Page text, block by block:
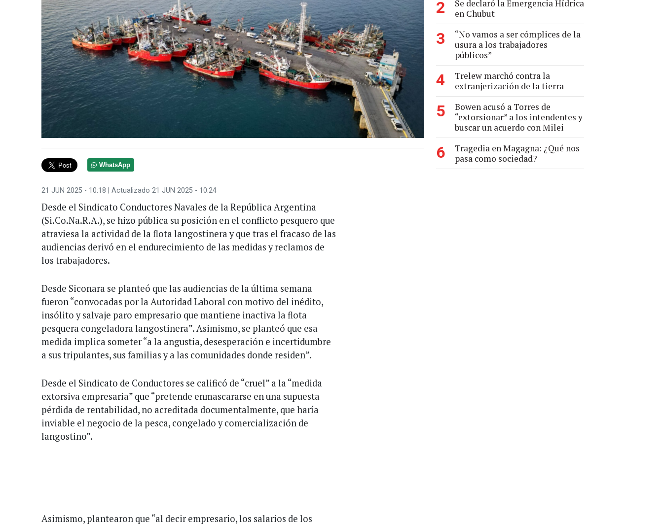
WhatsApp
21 JUN 2025 - 10:18 | Actualizado 21 JUN 2025 - 10:24
Desde el Sindicato Conductores Navales de la República Argentina
(Si.Co.Na.R.A.), se hizo pública su posición en el conflicto pesquero que
atraviesa la actividad de la flota langostinera y que tras el fracaso de las
audiencias derivó en el endurecimiento de las medidas y reclamos de
los trabajadores.
Desde Siconara se planteó que las audiencias de la última semana
fueron “convocadas por la Autoridad Laboral con motivo del inédito,
insólito y salvaje paro empresario que mantiene inactiva la flota
pesquera congeladora langostinera”. Asimismo, se planteó que esa
medida implica someter “a la angustia, desesperación e incertidumbre
a sus tripulantes, sus familias y a las comunidades donde residen”.
Desde el Sindicato de Conductores se calificó de “cruel” a la “medida
extorsiva empresaria” que “pretende enmascararse en una supuesta
pérdida de rentabilidad, no acreditada documentalmente, que haría
inviable el negocio de la pesca, congelado y comercialización de
langostino”.
Asimismo, plantearon que “al decir empresario, los salarios de los
2
Se declaró la Emergencia Hídrica
en Chubut
3
“No vamos a ser cómplices de la
usura a los trabajadores
públicos”
4
Trelew marchó contra la
extranjerización de la tierra
5
Bowen acusó a Torres de
“extorsionar” a los intendentes y
buscar un acuerdo con Milei
6
Tragedia en Magagna: ¿Qué nos
pasa como sociedad?